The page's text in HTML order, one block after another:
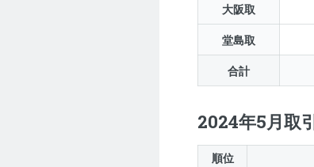
大阪取
堂島取
合計
2024年5月取
順位